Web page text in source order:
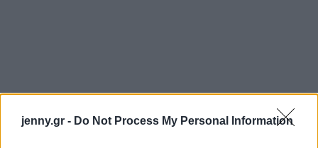
jenny.gr - Do Not Process My Personal Information